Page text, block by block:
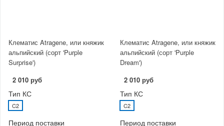
Клематис Atragene, или княжик
альпийский (сорт 'Purple
Surprise')
2 010 руб
Тип КС
C2
Период поставки
Клематис Atragene, или княжик
альпийский (сорт 'Purple
Dream')
2 010 руб
Тип КС
C2
Период поставки